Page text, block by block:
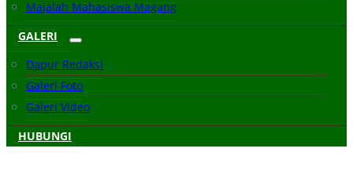
Majalah Mahasiswa Magang
GALERI
Dapur Redaksi
Galeri Foto
Galeri Video
HUBUNGI